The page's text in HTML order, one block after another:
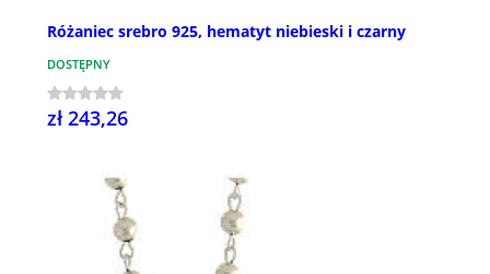
Różaniec srebro 925, hematyt niebieski i czarny
DOSTĘPNY
zł 243,26